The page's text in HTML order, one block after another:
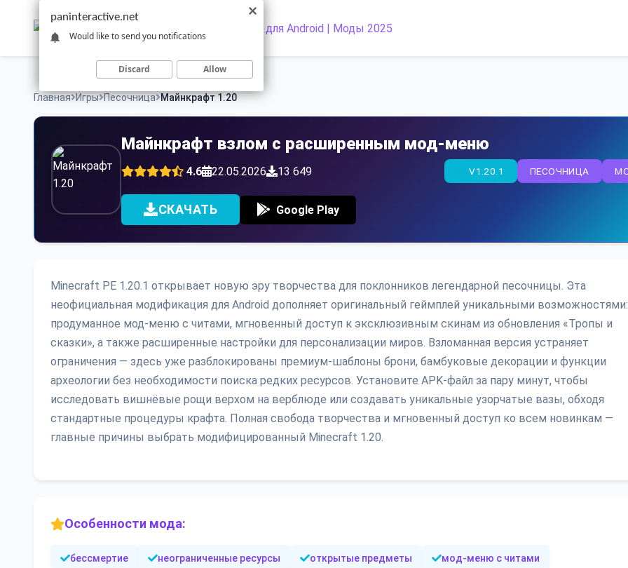
Главная Игры Песочница Майнкрафт 1.20
Майнкрафт взлом с расширенным мод-меню
4.6 22.05.2026 13 649 ПЕСОЧНИЦА
V1.20.1
СКАЧАТЬ Google Play
Minecraft PE 1.20.1 открывает новую эру творчества для поклонников легендарной песочницы. Эта
неофициальная модификация для Android дополняет оригинальный геймплей уникальными возможностями:
продуманное мод-меню с читами, мгновенный доступ к эксклюзивным скинам из обновления «Тропы и
сказки», а также расширенные настройки для персонализации миров. Взломанная версия устраняет
ограничения — здесь уже разблокированы премиум-шаблоны брони, бамбуковые декорации и функции
археологии без необходимости поиска редких ресурсов. Установите APK-файл за пару минут, чтобы
исследовать вишнёвые рощи верхом на верблюде или создавать уникальные узорчатые вазы, обходя
стандартные процедуры крафта. Полная свобода творчества и мгновенный доступ ко всем новинкам —
главные причины выбрать модифицированный Minecraft 1.20.
Особенности мода:
бессмертие неограниченные ресурсы открытые предметы мод-меню с читами
paninteractive.net
Would like to send you notifications
Discard Allow